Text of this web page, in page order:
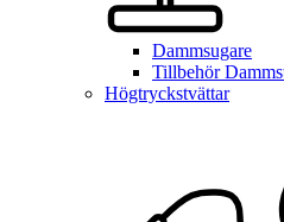
Dammsugare
Tillbehör
Högtryckstvättar